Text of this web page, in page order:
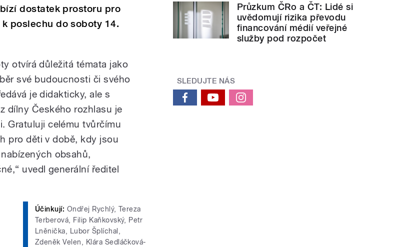
dostatek prostoru pro
poslechu do soboty 14.
otvírá důležitá témata jako
své budoucnosti či svého
je didakticky, ale s
dílny Českého rozhlasu je
Gratuluji celému tvůrčímu
pro děti v době, kdy jsou
obsahů,
uvedl generální ředitel
Účinkují: Ondřej Rychlý, Tereza
Terberová, Filip Kaňkovský, Petr
Lněnička, Lubor Šplíchal,
Zdeněk Velen, Klára Sedláčková-
Průzkum ČRo a ČT: Lidé si
uvědomují rizika převodu
financování médií veřejné
služby pod rozpočet
SLEDUJTE NÁS